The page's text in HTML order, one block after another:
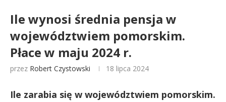
Ile wynosi średnia pensja w
województwiem pomorskim.
Płace w maju 2024 r.
przez Robert Czystowski 18 lipca 2024
Ile zarabia się w województwiem pomorskim.